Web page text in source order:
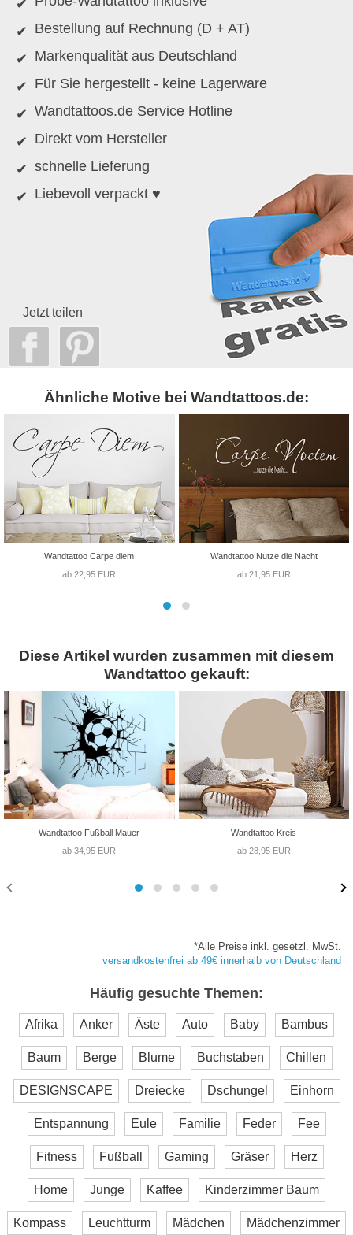
Bestellung auf Rechnung (D + AT)
Markenqualität aus Deutschland
Für Sie hergestellt - keine Lagerware
Wandtattoos.de Service Hotline
Direkt vom Hersteller
schnelle Lieferung
Liebevoll verpackt ♥
Jetzt teilen
Ähnliche Motive bei Wandtattoos.de:
Wandtattoo Carpe diem
ab 22,95 EUR
Wandtattoo Nutze die Nacht
ab 21,95 EUR
Diese Artikel wurden zusammen mit diesem
Wandtattoo gekauft:
Wandtattoo Fußball Mauer
ab 34,95 EUR
Wandtattoo Kreis
ab 28,95 EUR
*Alle Preise inkl. gesetzl. MwSt.
versandkostenfrei ab 49€ innerhalb von Deutschland
Häufig gesuchte Themen:
Afrika Anker Äste Auto Baby Bambus
Baum Berge Blume Buchstaben Chillen
DESIGNSCAPE Dreiecke Dschungel Einhorn
Entspannung Eule Familie Feder Fee
Fitness Fußball Gaming Gräser Herz
Home Junge Kaffee Kinderzimmer Baum
Kompass Leuchtturm Mädchen Mädchenzimmer